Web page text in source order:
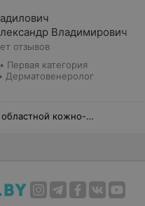
Владимирович
отзывов
• Первая категория
Дерматовенеролог
областной кожно-